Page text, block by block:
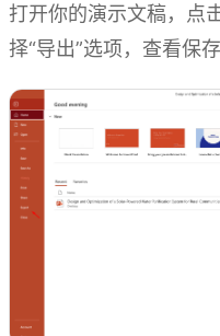
打开你的演示文稿，点
择“导出”选项，查看保